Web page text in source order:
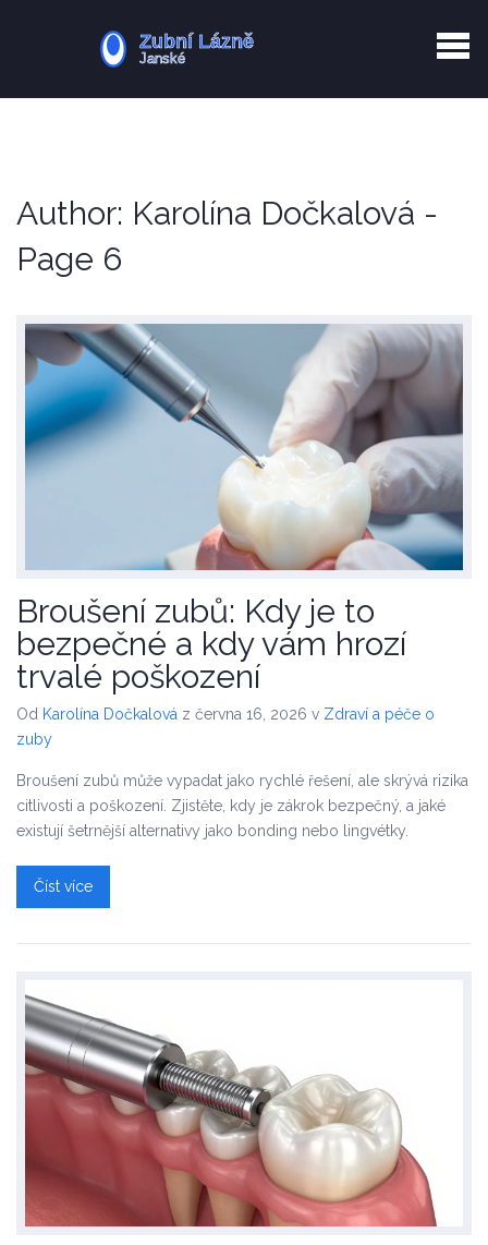
Zotavení po extrakci
Author: Karolína Dočkalová -
Page 6
Broušení zubů: Kdy je to
bezpečné a kdy vám hrozí
trvalé poškození
Od Karolína Dočkalová z června 16, 2026 v Zdraví a péče o
zuby
Broušení zubů může vypadat jako rychlé řešení, ale skrývá rizika
citlivosti a poškození. Zjistěte, kdy je zákrok bezpečný, a jaké
existují šetrnější alternativy jako bonding nebo lingvétky.
Číst více